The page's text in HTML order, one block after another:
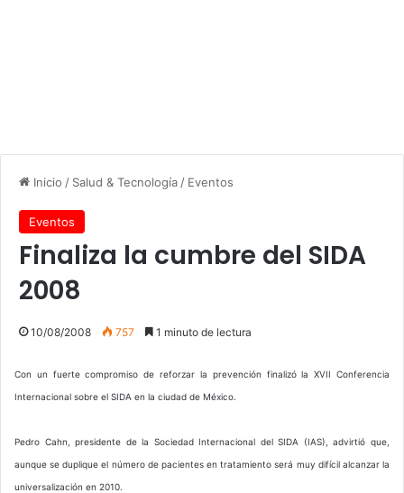
Inicio / Salud & Tecnología / Eventos
Eventos
Finaliza la cumbre del SIDA
2008
10/08/2008 757 1 minuto de lectura
Con un fuerte compromiso de reforzar la prevención finalizó la XVII Conferencia
Internacional sobre el SIDA en la ciudad de México.
Pedro Cahn, presidente de la Sociedad Internacional del SIDA (IAS), advirtió que,
aunque se duplique el número de pacientes en tratamiento será muy difícil alcanzar la
universalización en 2010.